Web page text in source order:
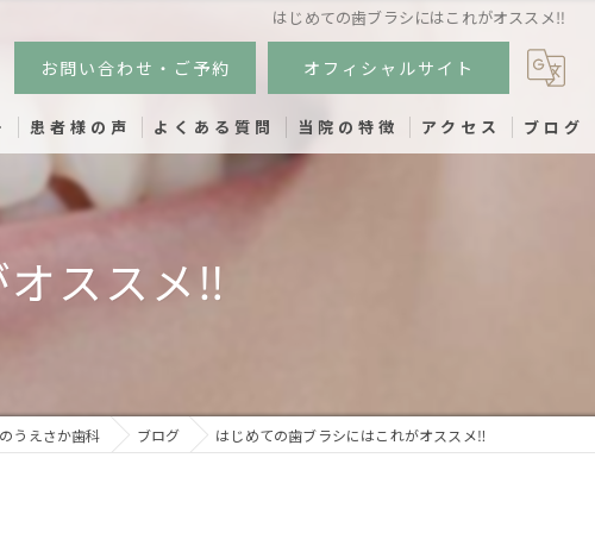
はじめての歯ブラシにはこれがオススメ‼️
お問い合わせ・ご予約 オフィシャルサイト
患者様の声 よくある質問 当院の特徴
予防歯科
アクセス ブログ
ススメ‼️
うえさか歯科 ブログ はじめての歯ブラシにはこれがオススメ‼️